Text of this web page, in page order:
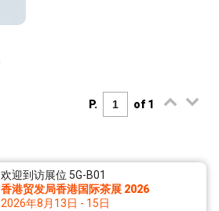
P. of 1
欢迎到访展位 5G-B01
香港贸发局香港国际茶展 2026
2026年8月13日 - 15日